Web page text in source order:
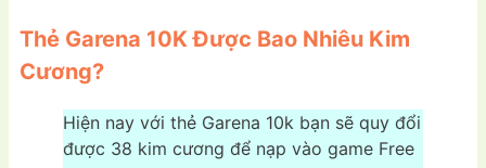
Thẻ Garena 10K Được Bao Nhiêu Kim
Cương?
Hiện nay với thẻ Garena 10k bạn sẽ quy đổi
được 38 kim cương để nạp vào game Free